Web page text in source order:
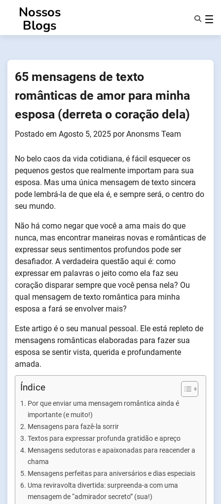
SaltarNossos
Blogs
Sobre Nós
65 mensagens de texto
românticas de amor para minha
esposa (derreta o coração dela)
Postado em Agosto 5, 2025 porAnonsms Team
No belo caos da vida cotidiana, é fácil esquecer os
pequenos gestos que realmente importam para sua
esposa. Mas uma única mensagem de texto sincera
pode lembrá-la de que ela é, e sempre será, o centro do
seu mundo.
Não há como negar que você a ama mais do que
nunca, mas encontrar maneiras novas e românticas de
expressar seus sentimentos profundos pode ser
desafiador. A verdadeira questão aqui é: como
expressar em palavras o jeito como ela faz seu
coração disparar sempre que você pensa nela? Ou
qual mensagem de texto romântica para minha
esposa a fará se envolver mais?
Este artigo é o seu manual pessoal. Ele está repleto de
mensagens românticas elaboradas para fazer sua
esposa se sentir vista, querida e profundamente
amada.
Índice
Por que enviar uma mensagem romântica ainda é
importante (e muito!)
Mensagens para fazê-la sorrir
Textos para expressar profunda gratidão e apreço
Mensagens sedutoras e apaixonadas para reacender a
chama
Mensagens perfeitas para aniversários e dias especiais
Uma reviravolta divertida: surpreenda-a com uma
mensagem de “admirador secreto” (sua!)